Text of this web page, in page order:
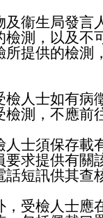
生局發言人
檢測，以及不
所提供的檢測
士如有病徵
檢測，不應前
須保存載有
要求提供有關
話短訊供其查
檢人士應在